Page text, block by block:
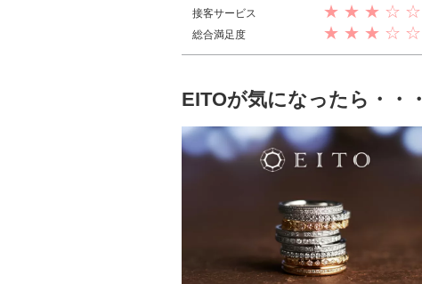
接客サービス ★ ★ ★ ☆ ☆
総合満足度 ★ ★ ★ ☆ ☆
EITOが気になったら・・・